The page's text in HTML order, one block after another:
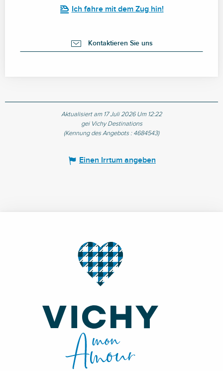
Ich fahre mit dem Zug hin!
Kontaktieren Sie uns
Aktualisiert am 17 Juli 2026 Um 12:22
gei Vichy Destinations
(Kennung des Angebots : 4684543)
Einen Irrtum angeben